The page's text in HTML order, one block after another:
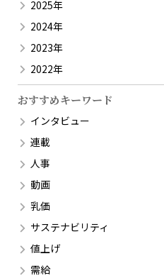
2025年
2024年
2023年
2022年
おすすめキーワード
インタビュー
連載
人事
動画
乳価
サステナビリティ
値上げ
需給